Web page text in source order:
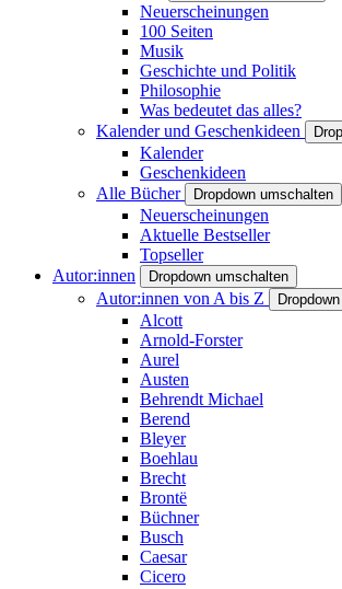
Neuerscheinungen
100 Seiten
Musik
Geschichte und Politik
Philosophie
Was bedeutet das alles?
Kalender und Geschenkideen
Kalender
Geschenkideen
Alle Bücher
Dropdown umschalten
Neuerscheinungen
Aktuelle Bestseller
Topseller
Autor:innen
Dropdown umschalten
Autor:innen von A bis Z
Alcott
Arnold-Forster
Aurel
Austen
Behrendt Michael
Berend
Bleyer
Boehlau
Brecht
Brontë
Büchner
Busch
Caesar
Cicero